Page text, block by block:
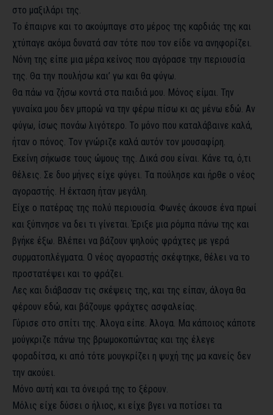
στο μαξιλάρι της.
Το έπαιρνε και το ακούμπαγε στο μέρος της καρδιάς της και
χτύπαγε ακόμα δυνατά σαν τότε που τον είδε να ανηφορίζει.
Νόνη της είπε μια μέρα κείνος που αγόρασε την περιουσία
της. Θα την πουλήσω και’ γω και θα φύγω.
Θα πάω να ζήσω κοντά στα παιδιά μου. Μόνος είμαι. Την
γυναίκα μου δεν μπορώ να την φέρω πίσω κι ας μένω εδώ. Αν
φύγω, ίσως πονάω λιγότερο. Το μόνο που καταλάβαινε καλά,
ήταν ο πόνος. Τον γνώριζε καλά αυτόν τον μουσαφίρη.
Εκείνη σήκωσε τους ώμους της. Δικά σου είναι. Κάνε τα, ό,τι
θέλεις. Σε δυο μήνες είχε φύγει. Τα πούλησε και ήρθε ο νέος
αγοραστής. Η έκταση ήταν μεγάλη.
Είχε ο πατέρας της πολύ περιουσία. Φωνές άκουσε ένα πρωί
και ξύπνησε να δει τι γίνεται. Έριξε μια ρόμπα πάνω της και
βγήκε έξω. Βλέπει να βάζουν ψηλούς φράχτες με γερά
συρματοπλέγματα. Ο νέος αγοραστής σκέφτηκε, θέλει να το
προστατέψει και το φράζει.
Λες και διάβασαν τις σκέψεις της, και της είπαν, άλογα θα
φέρουν εδώ, και βάζουμε φράχτες ασφαλείας.
Γύρισε στο σπίτι της. Άλογα είπε. Άλογα. Μα κάποιος κάποτε
μούγκριζε πάνω της βρωμοκοπώντας και της έλεγε
φοραδίτσα, κι από τότε μουγκρίζει η ψυχή της μα κανείς δεν
την ακούει.
Μόνο αυτή και τα όνειρά της το ξέρουν.
Μόλις είχε δύσει ο ήλιος, κι είχε βγει να ποτίσει τα